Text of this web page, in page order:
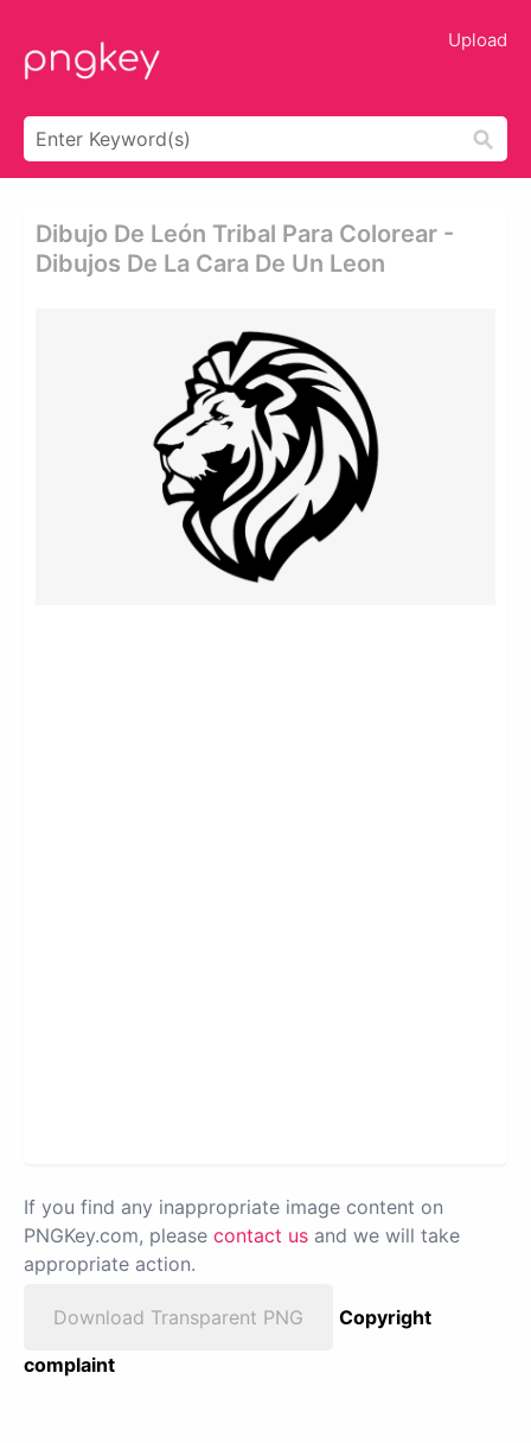
Upload
Dibujo De León Tribal Para Colorear -
Dibujos De La Cara De Un Leon
If you find any inappropriate image content on
PNGKey.com, please contact us and we will take
appropriate action.
Download Transparent PNG
Copyright
complaint